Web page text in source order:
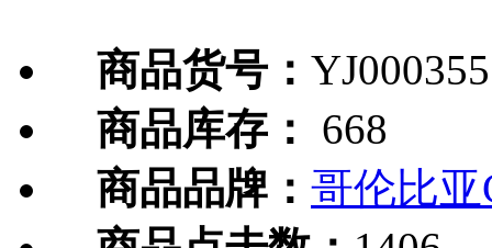
商品货号： YJ000355
商品库存：
668
商品品牌： 哥伦比亚